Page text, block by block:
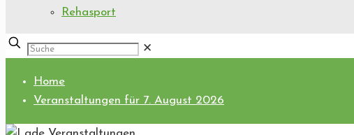
Rehasport
✕
Home
Veranstaltungen für 7. August 2026